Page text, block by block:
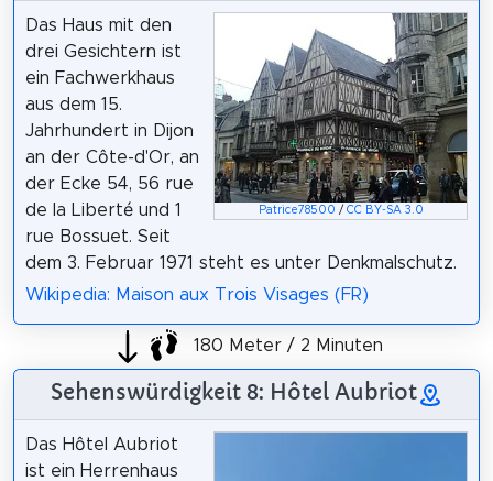
Patrice78500 / CC BY-SA 3.0
Das Haus mit den
drei Gesichtern ist
ein Fachwerkhaus
aus dem 15.
Jahrhundert in Dijon
an der Côte-d'Or, an
der Ecke 54, 56 rue
de la Liberté und 1
rue Bossuet. Seit
dem 3. Februar 1971 steht es unter Denkmalschutz.
Wikipedia: Maison aux Trois Visages (FR)
180 Meter / 2 Minuten
Sehenswürdigkeit 8: Hôtel Aubriot
Das Hôtel Aubriot
ist ein Herrenhaus